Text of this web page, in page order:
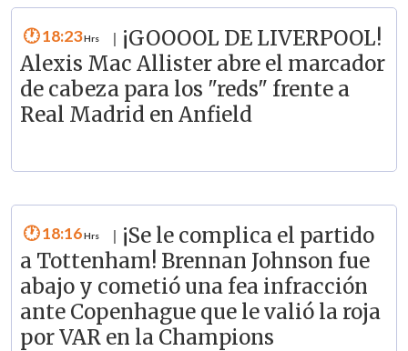
18:23
¡GOOOOL DE LIVERPOOL!
Alexis Mac Allister abre el marcador
de cabeza para los "reds" frente a
Real Madrid en Anfield
18:16
¡Se le complica el partido
a Tottenham! Brennan Johnson fue
abajo y cometió una fea infracción
ante Copenhague que le valió la roja
por VAR en la Champions